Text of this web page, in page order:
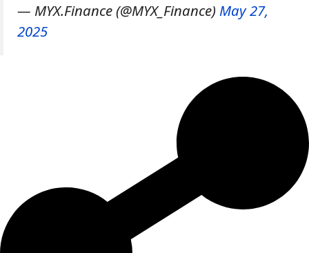
— MYX.Finance (@MYX_Finance) May 27,
2025